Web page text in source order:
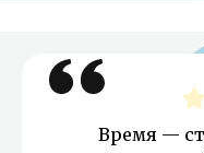
Время —